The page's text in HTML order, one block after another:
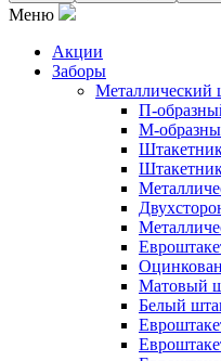
Меню
Акции
Заборы
Металлический
П-
М-
Матовый
Белый